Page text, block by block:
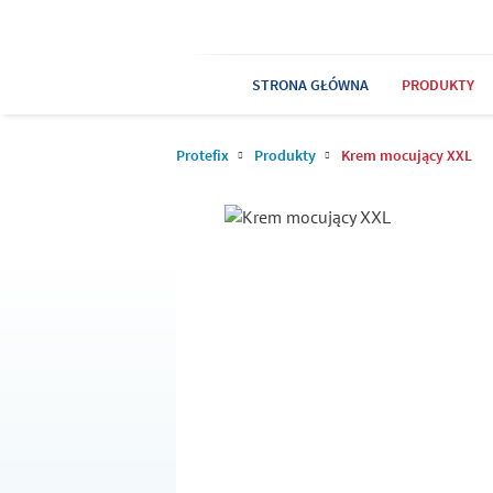
STRONA GŁÓWNA PRODUKTY
Protefix Produkty Krem mocujący XXL